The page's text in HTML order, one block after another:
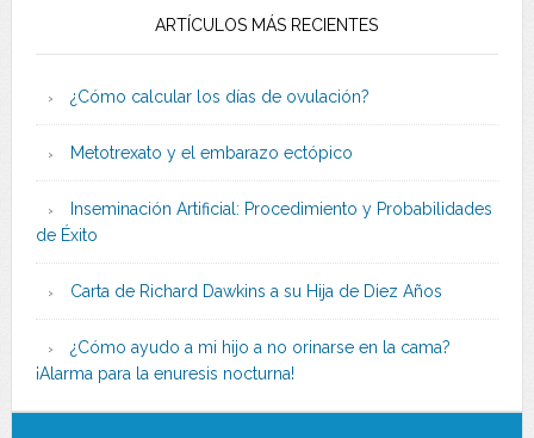
ARTÍCULOS MÁS RECIENTES
¿Cómo calcular los días de ovulación?
Metotrexato y el embarazo ectópico
Inseminación Artificial: Procedimiento y Probabilidades
de Éxito
Carta de Richard Dawkins a su Hija de Diez Años
¿Cómo ayudo a mi hijo a no orinarse en la cama?
¡Alarma para la enuresis nocturna!